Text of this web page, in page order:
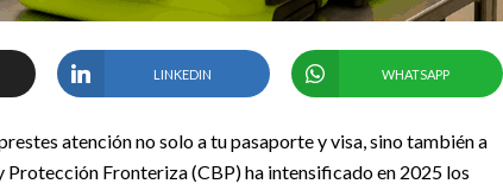
LINKEDIN WHATSAPP
atención no solo a tu pasaporte y visa, sino también a
Protección Fronteriza (CBP) ha intensificado en 2025 los